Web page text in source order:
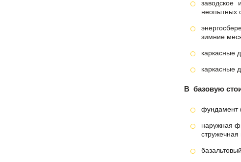
заводское
неопытных
зимние
каркасные
каркасные
В базовую
фундамент
наружная
стружечная